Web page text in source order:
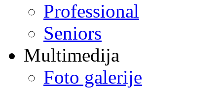
Professional
Seniors
Multimedija
Foto galerije